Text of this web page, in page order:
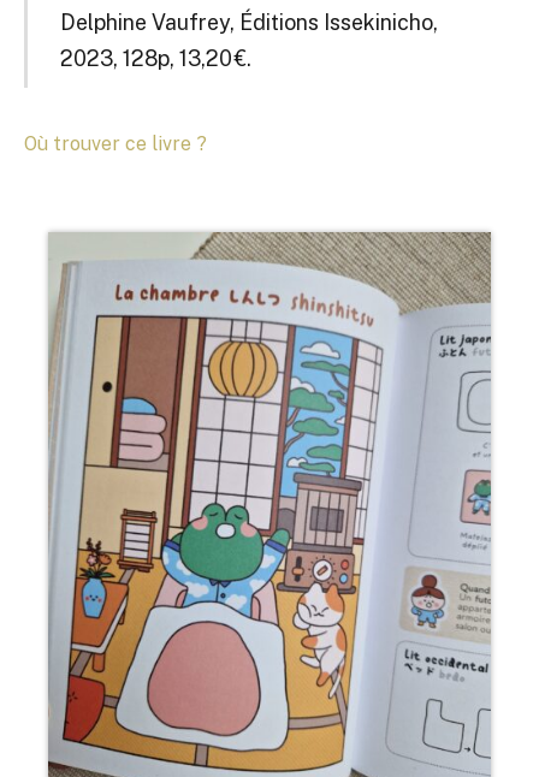
Delphine Vaufrey, Éditions Issekinicho,
2023, 128p, 13,20 €.
Où trouver ce livre ?